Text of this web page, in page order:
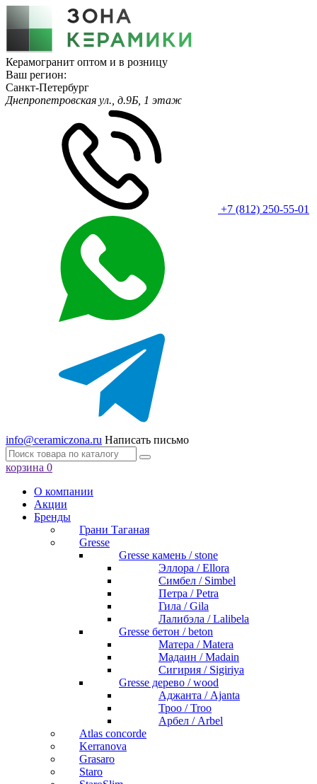
Керамогранит оптом и в розницу
Ваш регион:
Санкт-Петербург
Днепропетровская ул., д.9Б, 1 этаж
+7 (812) 250-55-01
info@ceramiczona.ru Написать письмо
корзина 0
О компании
Акции
Бренды
Грани Таганая
Gresse
Gresse камень / stone
Эллора / Ellora
Симбел / Simbel
Петра / Petra
Гила / Gila
Лалибэла / Lalibela
Gresse бетон / beton
Матера / Matera
Мадаин / Madain
Сигирия / Sigiriya
Gresse дерево / wood
Аджанта / Ajanta
Троо / Troo
Арбел / Arbel
Atlas concorde
Kerranova
Grasaro
Staro